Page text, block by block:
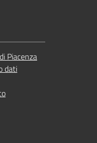
Piacenza
dati